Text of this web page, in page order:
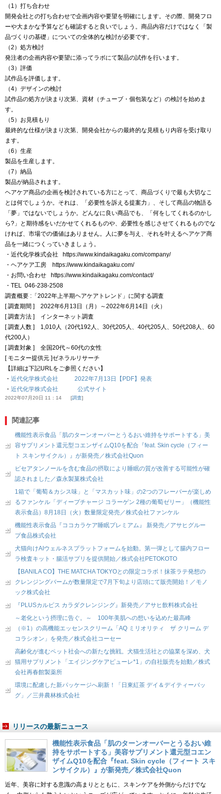
（1）打ち合わせ
開発会社との打ち合わせで企画内容や要望を明確にします。その際、開発フロ
ーや大まかな予算なども確認すると良いでしょう。商品内容だけではなく「製
品づくりの基礎」についての全体的な検討が必要です。
（2）処方検討
発注者の企画内容や要望に添ってラボにて製品の試作を行います。
（3）評価
試作品を評価します。
（4）デザインの検討
試作品の処方が決まり次第、資材（チューブ・個包装など）の検討を始めま
す。
（5）お見積もり
最終的な仕様が決まり次第、開発会社からの最終的な見積もり内容を受け取り
ます。
（6）生産
製品を生産します。
（7）納品
製品が納品されます。
ヘアケア商品の企画を検討されている方にとって、商品づくりで最も大切なこ
とは何でしょうか。それは、「必要性を訴える提案力」、そして商品の物語る
「夢」ではないでしょうか。どんなに良い商品でも、「何をしてくれるのかし
ら?」と期待感をいだかせてくれるものや、必要性を感じさせてくれるものでな
ければ、市場での価値はありません。人に夢を与え、それを叶えるヘアケア商
品を一緒につくっていきましょう。
・近代化学株式会社 https://www.kindaikagaku.com/company/
・ヘアケア工房 https://www.kindaikagaku.com/
・お問い合わせ https://www.kindaikagaku.com/contact/
・TEL 046-238-2508
調査概要 :​「2022年上半期ヘアケアトレンド」に関する調査
[ 調査期間 ] 2022年6月13日（月）～2022年6月14日（火）
[ 調査方法 ] インターネット調査
[ 調査人数 ] 1,010人（20代192人、30代205人、40代205人、50代208人、60
代200人）
[ 調査対象 ] 全国20代～60代の女性
[ モニター提供元 ]ゼネラルリサーチ
【詳細は下記URLをご参照ください】
・ 近代化学株式会社 2022年7月13日【PDF】発表
・ 近代化学株式会社 公式サイト
2022年07月20日 11：14 調査
関連記事
機能性表示食品「肌のターンオーバーとうるおい維持をサポートする」美
容サプリメント還元型コエンザイムQ10を配合『feat. Skin cycle（フィー
ト スキンサイクル）』が新発売／株式会社Quon
ピセアタンノールを含む食品の摂取により睡眠の質が改善する可能性が確
認されました／森永製菓株式会社
1箱で「葡萄＆カシス味」と「マスカット味」の2つのフレーバーが楽しめ
るファンケル「ディープチャージ コラーゲン 2種の葡萄ゼリー」（機能性
表示食品）8月18日（火）数量限定発売／株式会社ファンケル
機能性表示食品『ココカラケア睡眠プレミアム』 新発売／アサヒグルー
プ食品株式会社
犬猫向けAIウェルネスプラットフォームを始動。第一弾として腸内フロー
ラ検査キット・腸活サプリを提供開始／株式会社PETOKOTO
【BANILA CO】THE MATCHA TOKYOとの限定コラボ！抹茶ラテ発想の
クレンジングバームが数量限定で7月下旬より店頭にて販売開始！／モノ
ック株式会社
『PLUSカルピス カラダクレンジング』新発売／アサヒ飲料株式会社
～老化という摂理に告ぐ。～ 100年美肌への想いを込めた最高峰
（※1）の高機能エッセンスクリーム「AQ ミリオリティ ザ クリーム デ
コラシオン」を発売／株式会社コーセー
高齢化が進むペット社会への新たな挑戦。犬猫生活社との協業を深め、犬
猫用サプリメント「エイジングケアピューレ*1」の自社販売を始動／株式
会社再春館製薬所
環境に配慮した新パッケージへ刷新！「日東紅茶 デイ＆デイティーバッ
グ」／三井農林株式会社
リリースの最新ニュース
機能性表示食品「肌のターンオーバーとうるおい維
持をサポートする」美容サプリメント還元型コエン
ザイムQ10を配合『feat. Skin cycle（フィート スキ
ンサイクル）』が新発売／株式会社Quon
近年、美容に対する意識の高まりとともに、スキンケアを外側からだけでな